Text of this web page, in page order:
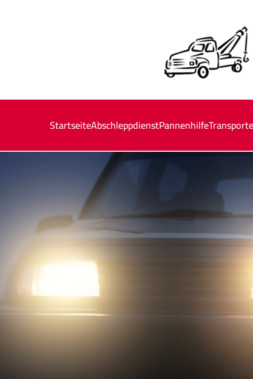
StartseiteAbschleppdienstPannenhilfeTransporte